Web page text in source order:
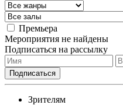
Премьера
Мероприятия не найдены
Подписаться на рассылку
Зрителям